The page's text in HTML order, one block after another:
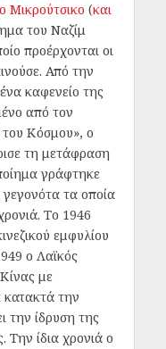
Μικρούτσικο (και
του Ναζίμ
προέρχονται οι
Από την
καφενείο της
από τον
του Κόσμου», ο
τη μετάφραση
γράφτηκε
τα οποία
Το 1946
εμφυλίου
ο Λαϊκός
με
την
την ίδρυση της
Την ίδια χρονιά ο